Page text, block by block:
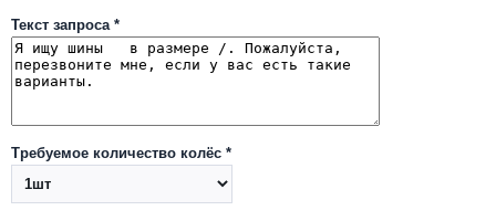
Текст запроса *
Требуемое количество колёс *